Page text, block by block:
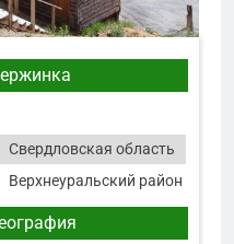
Свердловская область
Верхнеуральский район